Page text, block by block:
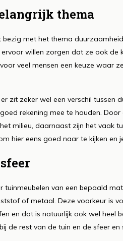
thema
met het thema
willen zorgen dat ze ook
veel mensen een keuze waar
zit zeker wel een verschil tussen
rekening mee te houden.
milieu, daarnaast zijn het vaak
hier eens goed naar te kijken en
van een bepaald
of metaal. Deze voorkeur is
en dat is natuurlijk ook wel heel
de rest van de tuin en de sfeer en